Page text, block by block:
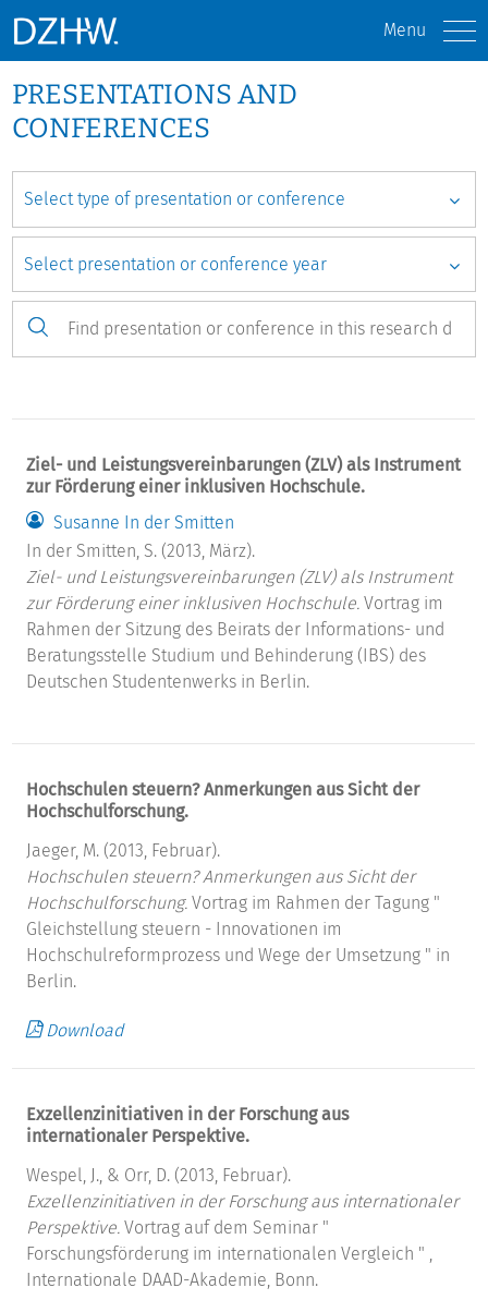
Menu
PRESENTATIONS AND
CONFERENCES
Ziel- und Leistungsvereinbarungen (ZLV) als Instrument
zur Förderung einer inklusiven Hochschule.
Susanne In der Smitten
In der Smitten, S. (2013, März).
Ziel- und Leistungsvereinbarungen (ZLV) als Instrument
zur Förderung einer inklusiven Hochschule. Vortrag im
Rahmen der Sitzung des Beirats der Informations- und
Beratungsstelle Studium und Behinderung (IBS) des
Deutschen Studentenwerks in Berlin.
Hochschulen steuern? Anmerkungen aus Sicht der
Hochschulforschung.
Jaeger, M. (2013, Februar).
Hochschulen steuern? Anmerkungen aus Sicht der
Hochschulforschung. Vortrag im Rahmen der Tagung "
Gleichstellung steuern - Innovationen im
Hochschulreformprozess und Wege der Umsetzung " in
Berlin.
Download
Exzellenzinitiativen in der Forschung aus
internationaler Perspektive.
Wespel, J., & Orr, D. (2013, Februar).
Exzellenzinitiativen in der Forschung aus internationaler
Perspektive. Vortrag auf dem Seminar "
Forschungsförderung im internationalen Vergleich " ,
Internationale DAAD-Akademie, Bonn.